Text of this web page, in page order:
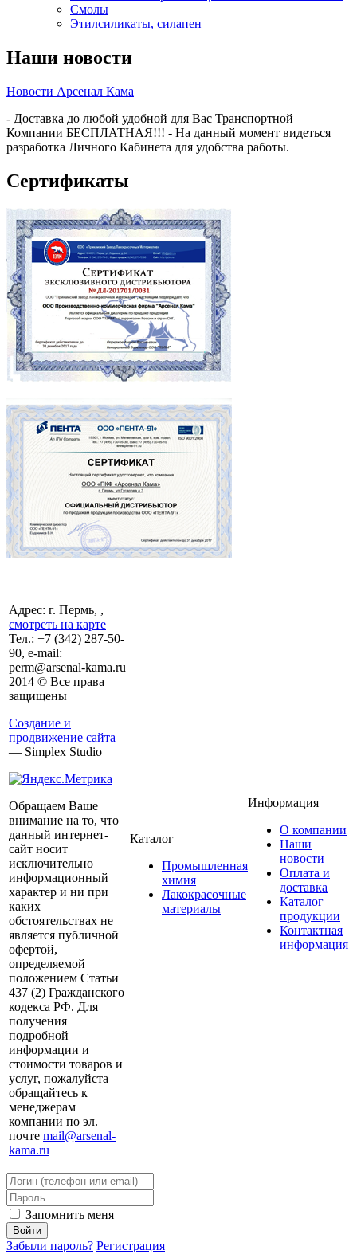
Смолы
Этилсиликаты, силапен
Наши новости
Новости Арсенал Кама
- Доставка до любой удобной для Вас Транспортной
Компании БЕСПЛАТНАЯ!!! - На данный момент видеться
разработка Личного Кабинета для удобства работы.
Сертификаты
Адрес: г. Пермь, ,
смотреть на карте
Тел.: +7 (342) 287-50-
90, e-mail:
perm@arsenal-kama.ru
2014 © Все права
защищены
Создание и
продвижение сайта
— Simplex Studio
Обращаем Ваше
внимание на то, что
данный интернет-
сайт носит
исключительно
информационный
характер и ни при
каких
обстоятельствах не
является публичной
офертой,
определяемой
положением Статьи
437 (2) Гражданского
кодекса РФ. Для
получения
подробной
информации и
стоимости товаров и
услуг, пожалуйста
обращайтесь к
менеджерам
компании по эл.
почте mail@arsenal-
kama.ru
Каталог
Промышленная
химия
Лакокрасочные
материалы
Информация
О компании
Наши
новости
Оплата и
доставка
Каталог
продукции
Контактная
информация
Запомнить меня
Забыли пароль? Регистрация